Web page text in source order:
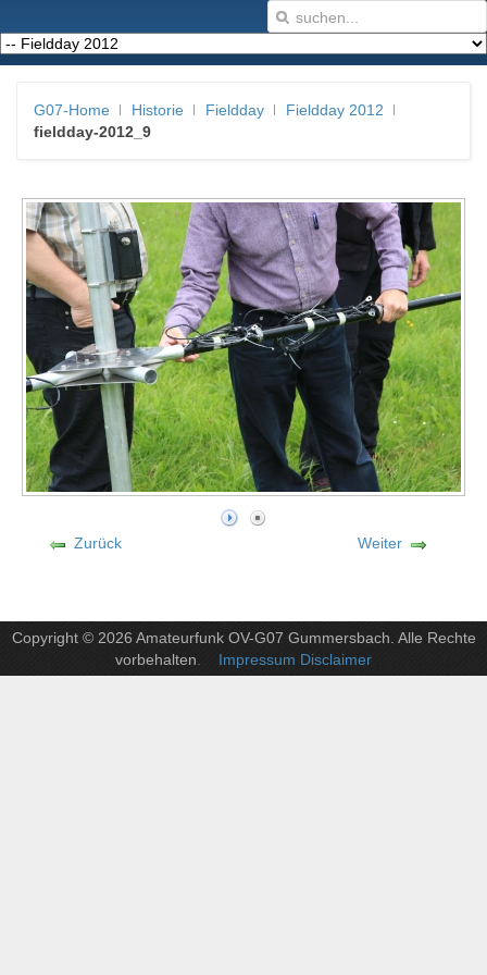
G07-Home Historie Fieldday
Fieldday 2012
fieldday-2012_9
Zurück Weiter
Copyright © 2026 Amateurfunk OV-G07 Gummersbach. Alle Rechte
vorbehalten . Impressum Disclaimer